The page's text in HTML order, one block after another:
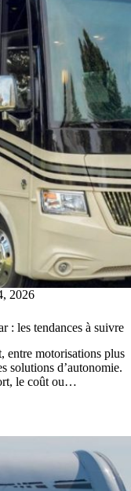
2026
: les tendances à suivre
entre motorisations plus
solutions d’autonomie.
le coût ou…